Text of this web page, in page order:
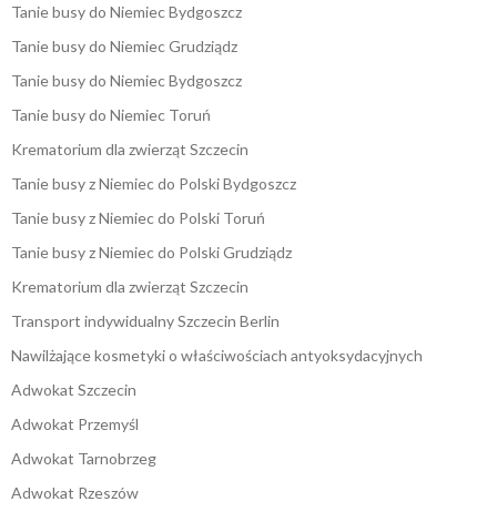
Tanie busy do Niemiec Bydgoszcz
Tanie busy do Niemiec Grudziądz
Tanie busy do Niemiec Bydgoszcz
Tanie busy do Niemiec Toruń
Krematorium dla zwierząt Szczecin
Tanie busy z Niemiec do Polski Bydgoszcz
Tanie busy z Niemiec do Polski Toruń
Tanie busy z Niemiec do Polski Grudziądz
Krematorium dla zwierząt Szczecin
Transport indywidualny Szczecin Berlin
Nawilżające kosmetyki o właściwościach antyoksydacyjnych
Adwokat Szczecin
Adwokat Przemyśl
Adwokat Tarnobrzeg
Adwokat Rzeszów